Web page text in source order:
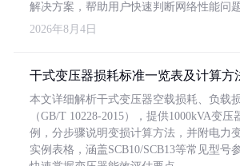
解决方案，帮助用户快速判断网络性能问题
2026年8月4日
干式变压器损耗标准一览表及计算方
本文详细解析干式变压器空载损耗、负载
（GB/T 10228-2015），提供1000kVA变压
例，分步骤说明变损计算方法，并附电力
实例表格，涵盖SCB10/SCB13等常见型号